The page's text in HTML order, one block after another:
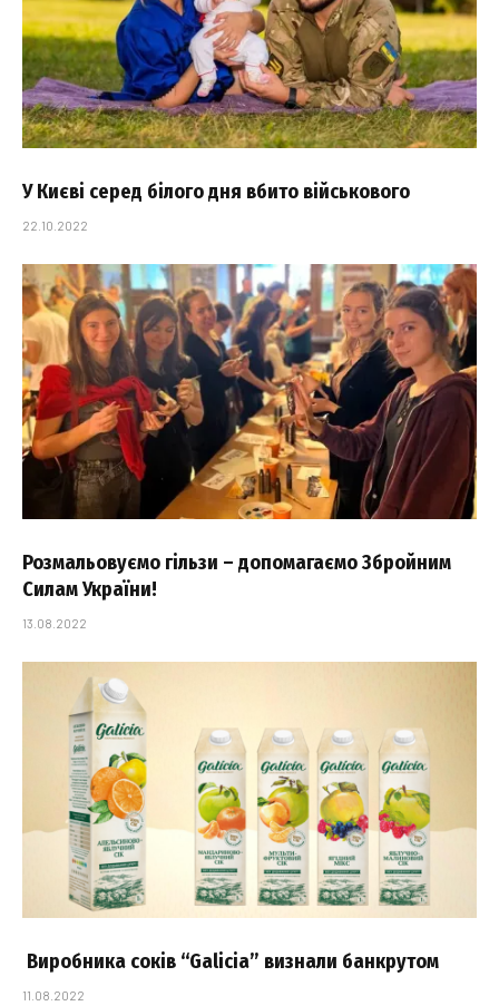
У Києві серед білого дня вбито військового
22.10.2022
Розмальовуємо гільзи – допомагаємо Збройним
Силам України!
13.08.2022
Виробника соків “Galicia” визнали банкрутом
11.08.2022